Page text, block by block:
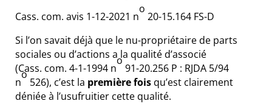
Cass. com. avis 1-12-2021 n
o
20-15.164 FS-D
Si l’on savait déjà que le nu-propriétaire de parts
sociales ou d’actions a la qualité d’associé
(Cass. com. 4-1-1994 n
o
91-20.256 P : RJDA 5/94
n
o
526), c’est la première foisqu’est clairement
déniée à l’usufruitier cette qualité.